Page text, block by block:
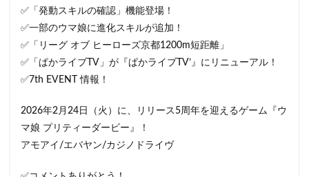
✅「発動スキルの確認」機能登場！
✅一部のウマ娘に進化スキルが追加！
✅「リーグ オブ ヒーローズ京都1200m短距離」
✅「ぱかライブTV」が『ぱかライブTV’』にリニューアル！
✅7th EVENT 情報！
2026年2月24日（火）に、リリース5周年を迎えるゲーム『ウ
マ娘 プリティーダービー』！
アモアイ/エバヤン/カジノドライヴ